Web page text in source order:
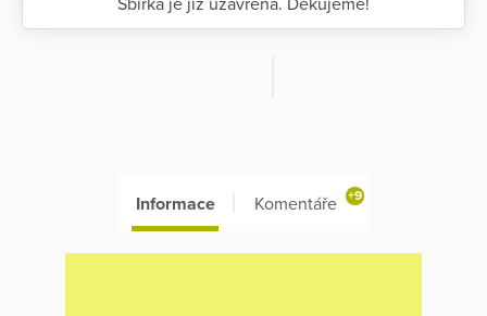
Sbírka je již uzavřena. Děkujeme!
Informace Komentáře +9